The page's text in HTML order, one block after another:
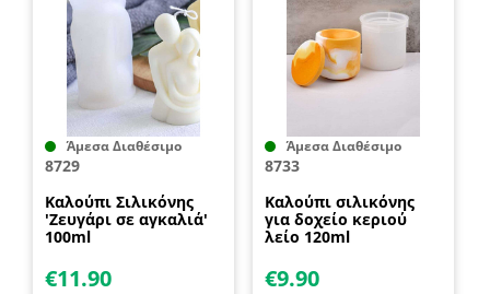
Άμεσα Διαθέσιμο
8729
Καλούπι Σιλικόνης
'Ζευγάρι σε αγκαλιά'
100ml
€11.90
Άμεσα Διαθέσιμο
8733
Καλούπι σιλικόνης
για δοχείο κεριού
λείο 120ml
€9.90